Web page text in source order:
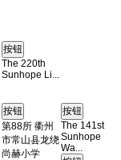
The 220th
Sunhope Li...
第88所 衢州
市常山县龙绕
尚赫小学
The 141st
Sunhope
Wa...